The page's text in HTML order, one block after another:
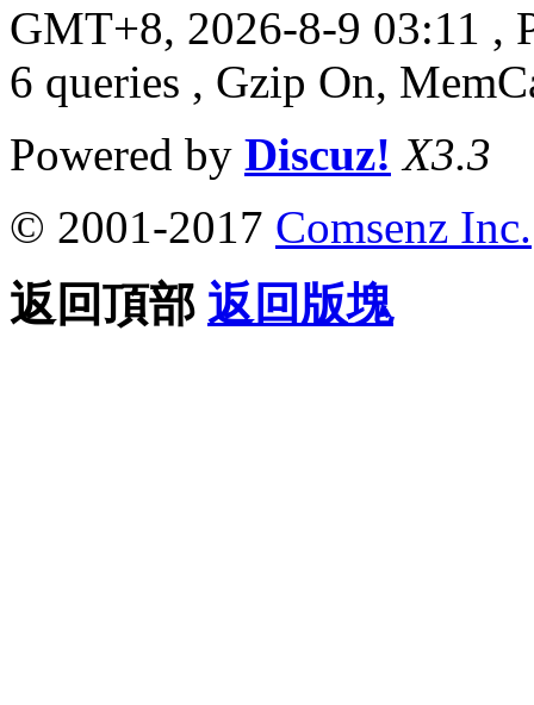
GMT+8, 2026-8-9 03:11 ,
6 queries , Gzip On,
Powered by Discuz! X3.3
© 2001-2017 Comsenz Inc.
返回頂部 返回版塊